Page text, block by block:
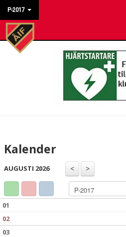
P-2017
HEM
KONTAKT
Kalender
AUGUSTI 2026
01
02
03